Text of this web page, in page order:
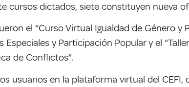
cursos dictados, siete constituyen nueva
el “Curso Virtual Igualdad de Género y
y Participación Popular y el
de Conflictos”.
usuarios en la plataforma virtual del CEFI,